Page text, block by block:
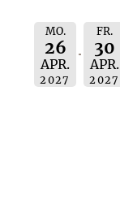
MO.
26
APR.
2027
FR.
30
APR.
2027